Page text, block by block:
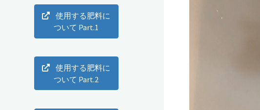
使用する肥料に
ついて Part.1
使用する肥料に
ついて Part.2